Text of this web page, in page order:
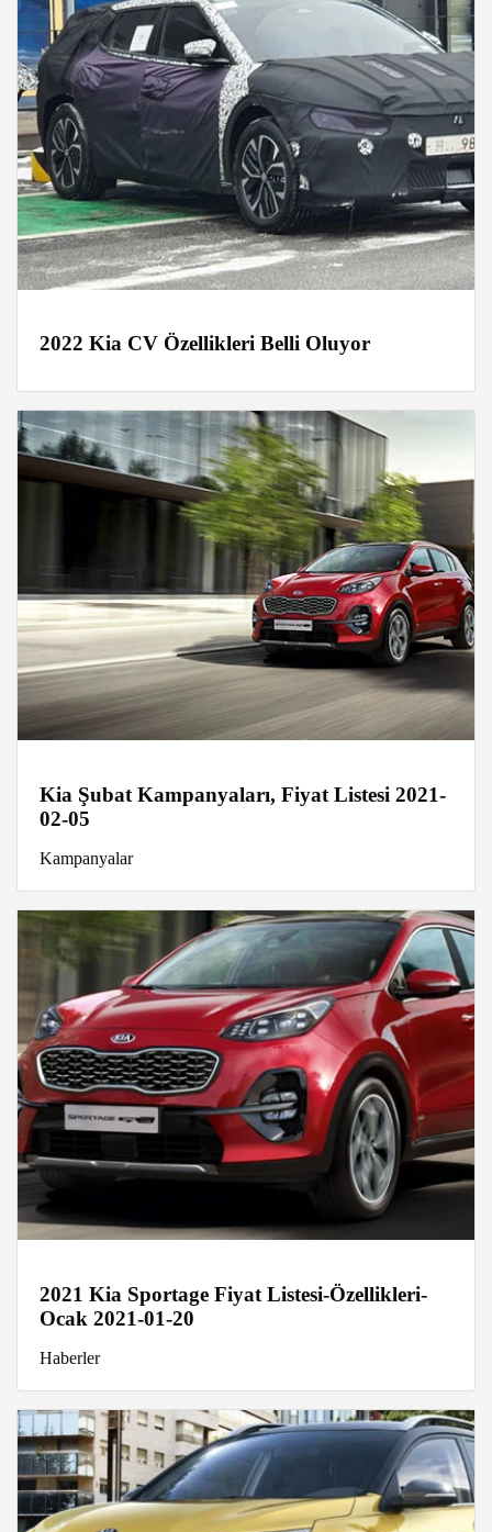
2022 Kia CV Özellikleri Belli Oluyor
Kia Şubat Kampanyaları, Fiyat Listesi 2021-
02-05
Kampanyalar
2021 Kia Sportage Fiyat Listesi-Özellikleri-
Ocak 2021-01-20
Haberler